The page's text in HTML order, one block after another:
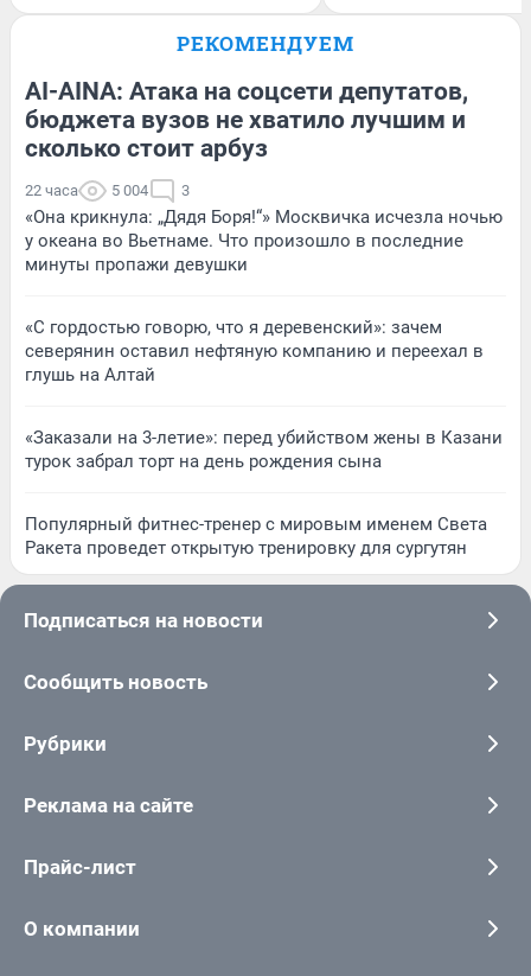
РЕКОМЕНДУЕМ
AI-AINA: Атака на соцсети депутатов,
бюджета вузов не хватило лучшим и
сколько стоит арбуз
22 часа 5 004 3
«Она крикнула: „Дядя Боря!“» Москвичка исчезла ночью
у океана во Вьетнаме. Что произошло в последние
минуты пропажи девушки
«С гордостью говорю, что я деревенский»: зачем
северянин оставил нефтяную компанию и переехал в
глушь на Алтай
«Заказали на 3-летие»: перед убийством жены в Казани
турок забрал торт на день рождения сына
Популярный фитнес-тренер с мировым именем Света
Ракета проведет открытую тренировку для сургутян
Подписаться на новости
Сообщить новость
Рубрики
Реклама на сайте
Прайс-лист
О компании